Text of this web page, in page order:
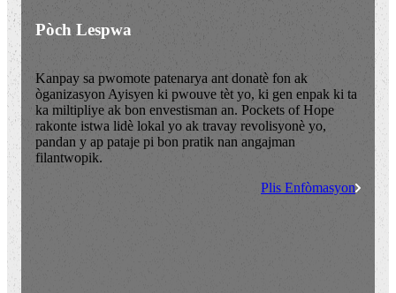
Pòch Lespwa
Kanpay sa pwomote patenarya ant donatè fon ak
òganizasyon Ayisyen ki pwouve tèt yo, ki gen enpak ki ta
ka miltipliye ak bon envestisman an. Pockets of Hope
rakonte istwa lidè lokal yo ak travay revolisyonè yo,
pandan y ap pataje pi bon pratik nan angajman
filantwopik.
Plis Enfòmasyon